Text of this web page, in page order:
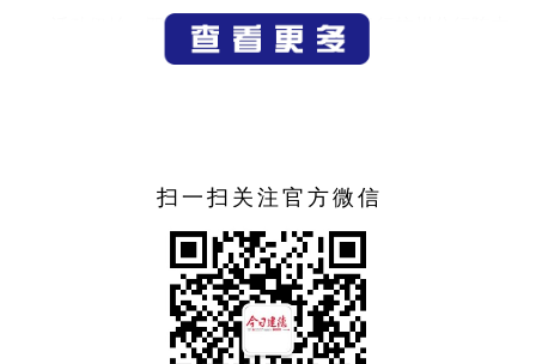
活动伊始，双方代表分别致辞。中信银行杭州分行陈志
军副行长对与会嘉宾表示热烈欢迎。他指出，面对外向型企
发挥传导监管政策、贴近市场主体的优势，推出银企外汇交
易服务平台等助企汇率避险一揽子综合服务“CFETS助企
汇”，不断提升服务实体经济质效。
扫一扫关注官方微信